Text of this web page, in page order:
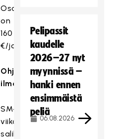
Osallistumismaksu
on
160
€/joukkue.
Ohjeet
ilmoittautumiseen
SM-
viikon
salibandyn
Pelipassit
kaudelle
2026–27 nyt
myynnissä –
hanki ennen
ensimmäistä
peliä
06.08.2026